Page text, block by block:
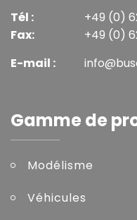
Tél :
Fax:
+49 (0)
+49 (0)
E-mail :
Gamme de
Modélisme
Véhicules